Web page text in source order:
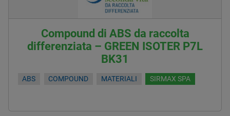
Compound di ABS da raccolta
differenziata – GREEN ISOTER P7L
BK31
ABS COMPOUND MATERIALI SIRMAX SPA